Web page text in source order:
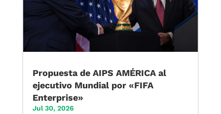
Propuesta de AIPS AMÉRICA al
ejecutivo Mundial por «FIFA
Enterprise»
Jul 30, 2026